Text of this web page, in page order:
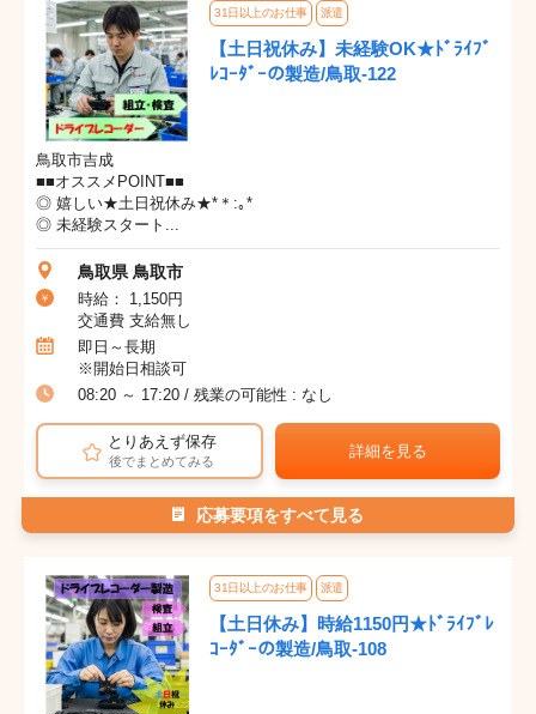
31日以上のお仕事 派遣
【土日祝休み】未経験OK★ﾄﾞﾗｲﾌﾞ
ﾚｺｰﾀﾞｰの製造/鳥取-122
鳥取市吉成
■■オススメPOINT■■
◎ 嬉しい★土日祝休み★*＊:｡*
◎ 未経験スタート...
鳥取県 鳥取市
時給： 1,150円
交通費 支給無し
即日～長期
※開始日相談可
08:20 ～ 17:20 / 残業の可能性 : なし
とりあえず保存
後でまとめてみる
詳細を見る
応募要項をすべて見る
31日以上のお仕事 派遣
【土日休み】時給1150円★ﾄﾞﾗｲﾌﾞﾚ
ｺｰﾀﾞｰの製造/鳥取-108